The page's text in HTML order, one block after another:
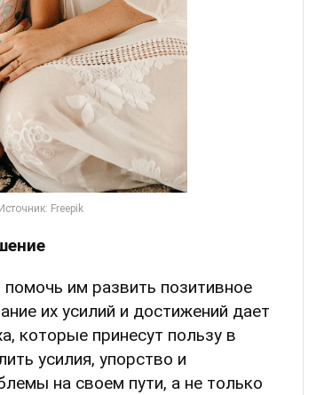
им развить позитивное
их усилий и достижений дает
которые принесут пользу в
усилия, упорство и
на своем пути, а не только